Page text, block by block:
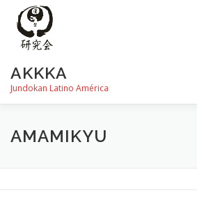
contenido
AKKKA
Jundokan Latino América
HISTORIA DOJOS
AMAMIKYU